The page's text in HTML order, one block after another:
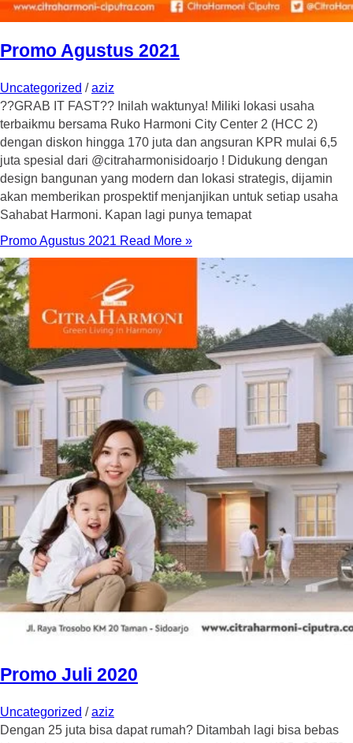
Promo Agustus 2021
Uncategorized / aziz
??GRAB IT FAST?? Inilah waktunya! Miliki lokasi usaha
terbaikmu bersama Ruko Harmoni City Center 2 (HCC 2)
dengan diskon hingga 170 juta dan angsuran KPR mulai 6,5
juta spesial dari @citraharmonisidoarjo ! Didukung dengan
design bangunan yang modern dan lokasi strategis, dijamin
akan memberikan prospektif menjanjikan untuk setiap usaha
Sahabat Harmoni. Kapan lagi punya temapat
Promo Agustus 2021 Read More »
Promo Juli 2020
Uncategorized /aziz
Dengan 25 juta bisa dapat rumah? Ditambah lagi bisa bebas